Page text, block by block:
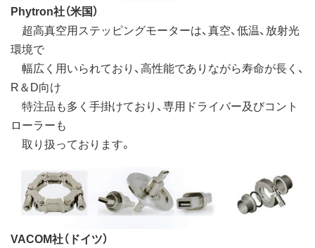
Phytron社（米国）
超高真空用ステッピングモーターは、真空、低温、放射光
環境で
幅広く用いられており、高性能でありながら寿命が長く、
R＆D向け
特注品も多く手掛けており、専用ドライバー及びコント
ローラーも
取り扱っております。
VACOM社（ドイツ）